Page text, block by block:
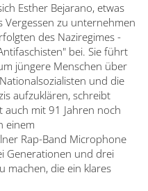
Esther Bejarano, etwas
Vergessen zu unternehmen
des Naziregimes -
bei. Sie führt
jüngere Menschen über
und die
aufzuklären, schreibt
mit 91 Jahren noch
einem
Rap-Band Microphone
Generationen und drei
machen, die ein klares